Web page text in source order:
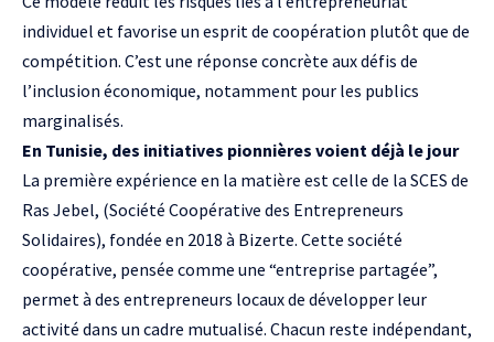
individuel et favorise un esprit de coopération plutôt que de
compétition. C’est une réponse concrète aux défis de
l’inclusion économique, notamment pour les publics
marginalisés.
En Tunisie, des initiatives pionnières voient déjà le jour
La première expérience en la matière est celle de la SCES de
Ras Jebel, (Société Coopérative des Entrepreneurs
Solidaires), fondée en 2018 à Bizerte. Cette société
coopérative, pensée comme une “entreprise partagée”,
permet à des entrepreneurs locaux de développer leur
activité dans un cadre mutualisé. Chacun reste indépendant,